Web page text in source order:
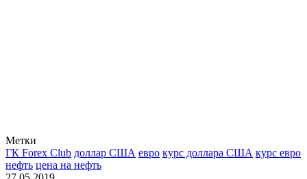
Метки
ГК Forex Club доллар США евро курс доллара США курс евро
нефть цена на нефть